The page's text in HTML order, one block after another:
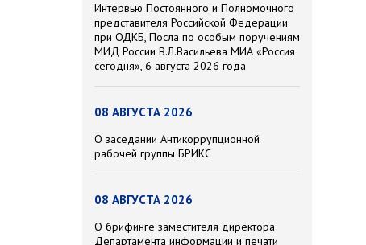
Интервью Постоянного и Полномочного
представителя Российской Федерации
при ОДКБ, Посла по особым поручениям
МИД России В.Л.Васильева МИА «Россия
сегодня», 6 августа 2026 года
08 АВГУСТА 2026
О заседании Антикоррупционной
рабочей группы БРИКС
08 АВГУСТА 2026
О брифинге заместителя директора
Департамента информации и печати